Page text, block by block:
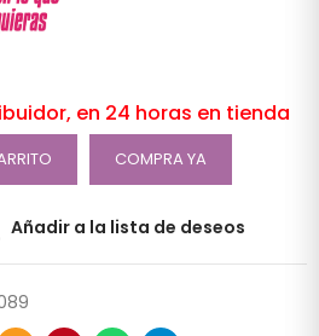
en 24 horas en tienda
COMPRA YA
Añadir a la lista de deseos